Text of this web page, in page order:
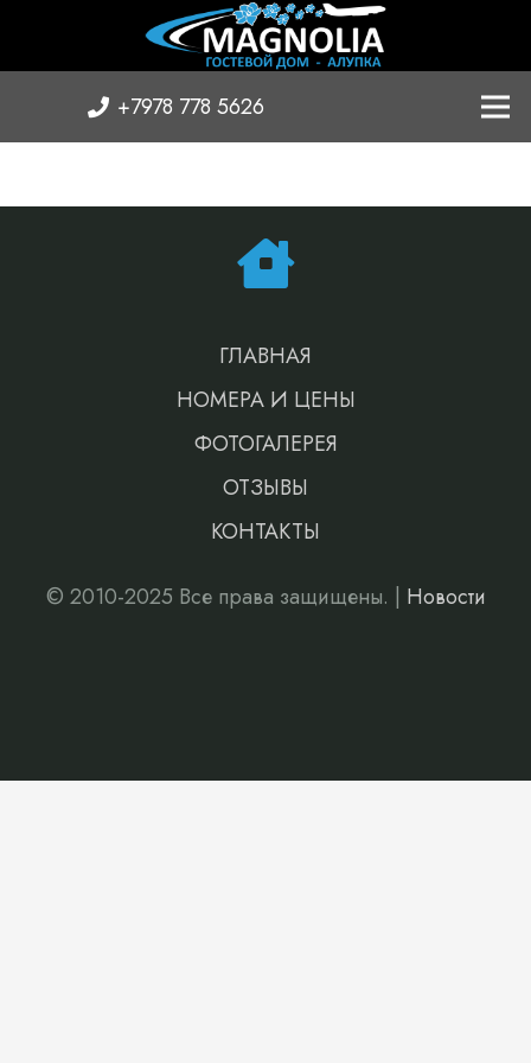
+7978 778 5626
ГЛАВНАЯ
НОМЕРА И ЦЕНЫ
ФОТОГАЛЕРЕЯ
ОТЗЫВЫ
КОНТАКТЫ
© 2010-2025 Все права защищены. | Новости